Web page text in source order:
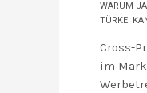
WARUM
TÜRKEI
Cross-
im